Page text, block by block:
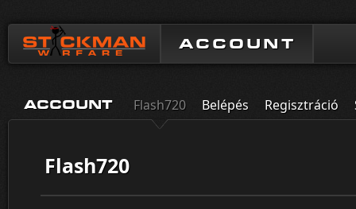
ACCOUNT
ACCOUNT Flash720 Belépés Regisztráció
Flash720